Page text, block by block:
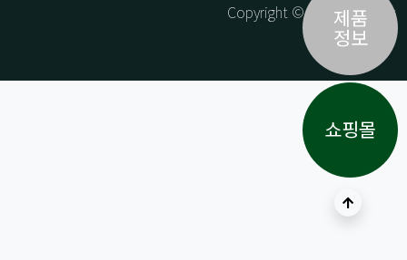
Copyright © ARK All Rights
Reserved.
상단으로
제품
정보
쇼핑몰